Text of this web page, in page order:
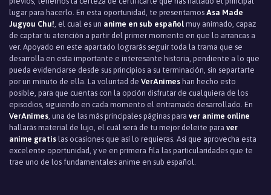
lugar para hacerlo. En esta oportunidad, te presentamos Asa Made
Jugyou Chu! , el cual es un anime en sub español muy animado, capaz
de captar tu atención a partir del primer momento en que lo arrancas a
ver. Apoyado en este apartado lograrás seguir toda la trama que se
desarrolla en esta importante e interesante historia, pendiente a lo que
pueda evidenciarse desde sus principios a su terminación, sin separtarte
por un minuto de ella. La voluntad de VerAnimes han hecho esto
posible, para que cuentas con la opción disfrutar de cualquiera de los
episodios, siguiendo en cada momento el entramado desarrollado. En
VerAnimes , una de las más principales páginas para ver anime online
hallarás material de lujo, el cuál será de tu mejor deleite para ver
anime gratis las ocasiones que así lo requieras. Así que aprovecha esta
excelente oportunidad, y ve en primera fila las particularidades que te
trae uno de los fundamentales anime en sub español.